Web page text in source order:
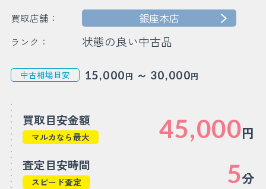
買取店舗： 銀座本店
ランク： 状態の良い中古品
中古相場目安 15,000円 ～ 30,000円
買取目安金額
マルカなら最大 45,000円
査定目安時間
スピード査定 5分